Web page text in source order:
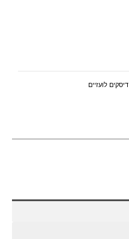
דיסקים לועזיים